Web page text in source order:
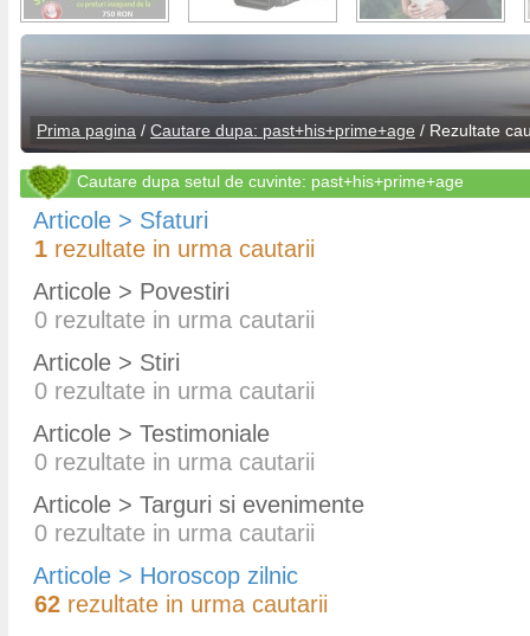
Prima pagina / Cautare dupa: past+his+prime+age / Rezultate
Cautare dupa setul de cuvinte: past+his+prime+age
Articole > Sfaturi
1 rezultate in urma cautarii
Articole > Povestiri
0 rezultate in urma cautarii
Articole > Stiri
0 rezultate in urma cautarii
Articole > Testimoniale
0 rezultate in urma cautarii
Articole > Targuri si evenimente
0 rezultate in urma cautarii
Articole > Horoscop zilnic
62 rezultate in urma cautarii